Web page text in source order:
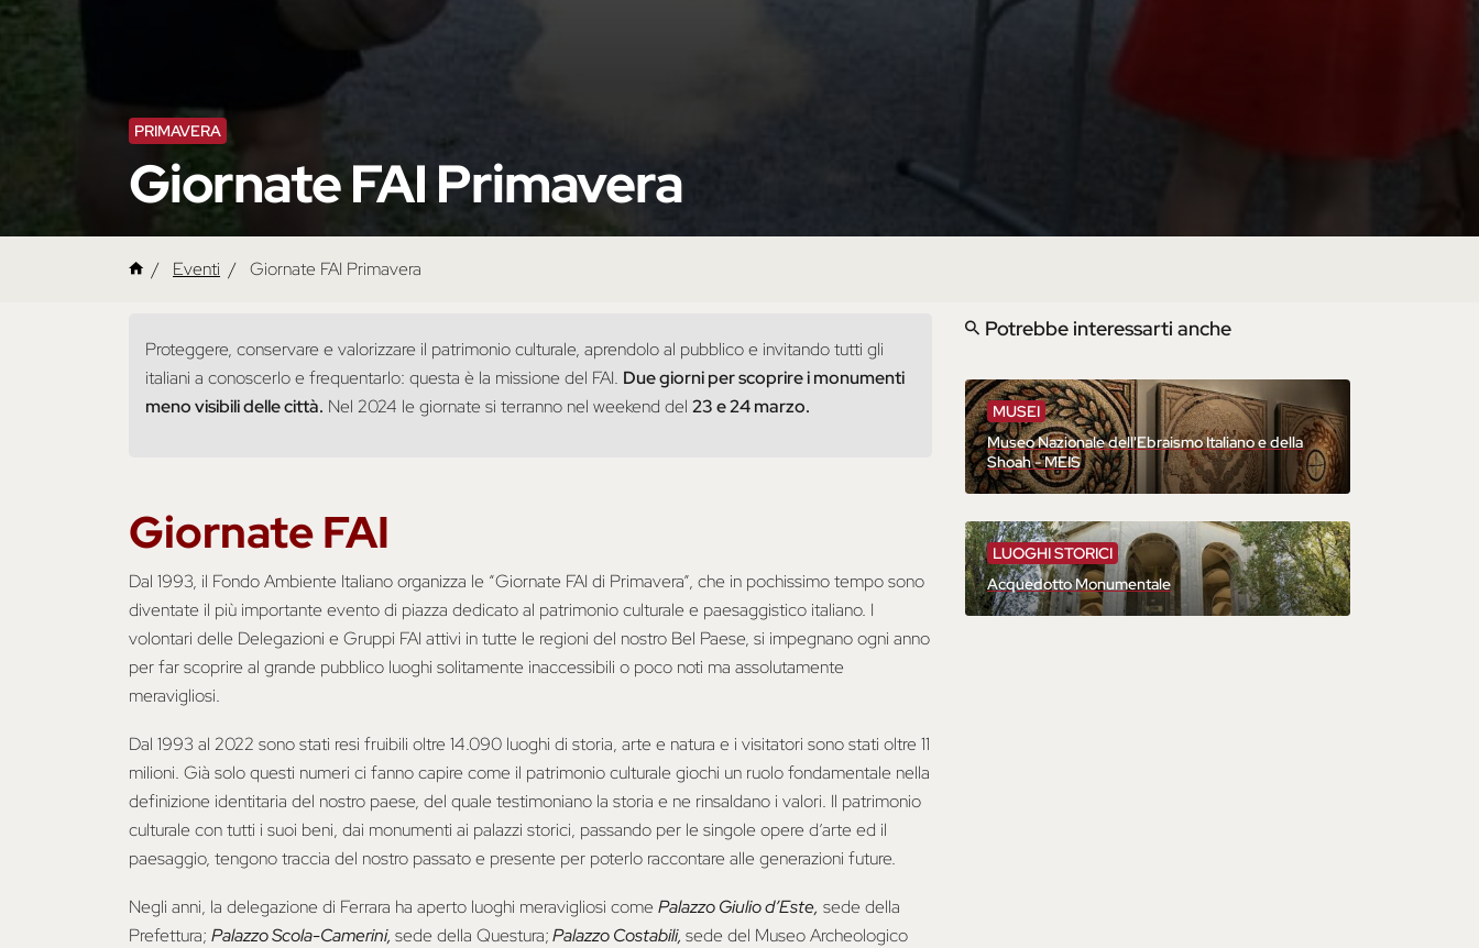
PRIMAVERA
Giornate FAI Primavera
Eventi Giornate FAI Primavera
Proteggere, conservare e valorizzare il patrimonio culturale, aprendolo al pubblico e invitando tutti gli
italiani a conoscerlo e frequentarlo: questa è la missione del FAI. Due giorni per scoprire i monumenti
meno visibili delle città. Nel 2024 le giornate si terranno nel weekend del 23 e 24 marzo.
Giornate FAI
Dal 1993, il Fondo Ambiente Italiano organizza le “Giornate FAI di Primavera”, che in pochissimo tempo sono
diventate il più importante evento di piazza dedicato al patrimonio culturale e paesaggistico italiano. I
volontari delle Delegazioni e Gruppi FAI attivi in tutte le regioni del nostro Bel Paese, si impegnano ogni anno
per far scoprire al grande pubblico luoghi solitamente inaccessibili o poco noti ma assolutamente
meravigliosi.
Dal 1993 al 2022 sono stati resi fruibili oltre 14.090 luoghi di storia, arte e natura e i visitatori sono stati oltre 11
milioni. Già solo questi numeri ci fanno capire come il patrimonio culturale giochi un ruolo fondamentale nella
definizione identitaria del nostro paese, del quale testimoniano la storia e ne rinsaldano i valori. Il patrimonio
culturale con tutti i suoi beni, dai monumenti ai palazzi storici, passando per le singole opere d’arte ed il
paesaggio, tengono traccia del nostro passato e presente per poterlo raccontare alle generazioni future.
Negli anni, la delegazione di Ferrara ha aperto luoghi meravigliosi come Palazzo Giulio d’Este, sede della
Prefettura; Palazzo Scola-Camerini, sede della Questura;Palazzo Costabili, sede del Museo Archeologico
Potrebbe interessarti anche
MUSEI
Museo Nazionale dell'Ebraismo Italiano e della
Shoah - MEIS
LUOGHI STORICI
Acquedotto Monumentale